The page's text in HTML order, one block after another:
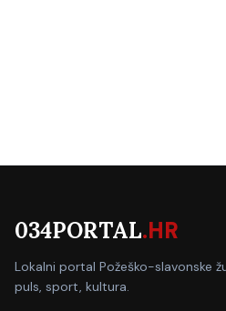
034PORTAL.HR
Lokalni portal Požeško-slavonske
puls, sport, kultura.